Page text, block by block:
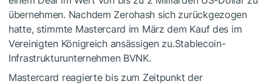
übernehmen. Nachdem Zerohash sich zurückgezogen
hatte, stimmte Mastercard im März dem Kauf des im
Vereinigten Königreich ansässigen zu.Stablecoin-
Infrastrukturunternehmen BVNK.
Mastercard reagierte bis zum Zeitpunkt der